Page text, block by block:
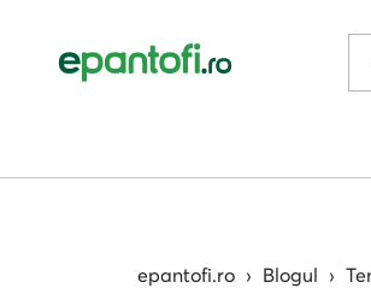
epantofi.ro › Blogul ›